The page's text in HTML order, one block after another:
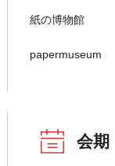
紙の博物館
papermuseum
会期